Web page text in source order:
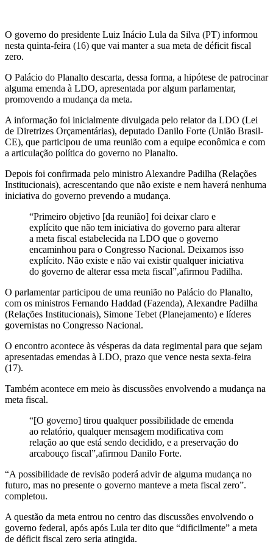
O governo do presidente Luiz Inácio Lula da Silva (PT) informou
nesta quinta-feira (16) que vai manter a sua meta de déficit fiscal
zero.
O Palácio do Planalto descarta, dessa forma, a hipótese de patrocinar
alguma emenda à LDO, apresentada por algum parlamentar,
promovendo a mudança da meta.
A informação foi inicialmente divulgada pelo relator da LDO (Lei
de Diretrizes Orçamentárias), deputado Danilo Forte (União Brasil-
CE), que participou de uma reunião com a equipe econômica e com
a articulação política do governo no Planalto.
Depois foi confirmada pelo ministro Alexandre Padilha (Relações
Institucionais), acrescentando que não existe e nem haverá nenhuma
iniciativa do governo prevendo a mudança.
“Primeiro objetivo [da reunião] foi deixar claro e
explícito que não tem iniciativa do governo para alterar
a meta fiscal estabelecida na LDO que o governo
encaminhou para o Congresso Nacional. Deixamos isso
explícito. Não existe e não vai existir qualquer iniciativa
do governo de alterar essa meta fiscal”,afirmou Padilha.
O parlamentar participou de uma reunião no Palácio do Planalto,
com os ministros Fernando Haddad (Fazenda), Alexandre Padilha
(Relações Institucionais), Simone Tebet (Planejamento) e líderes
governistas no Congresso Nacional.
O encontro acontece às vésperas da data regimental para que sejam
apresentadas emendas à LDO, prazo que vence nesta sexta-feira
(17).
Também acontece em meio às discussões envolvendo a mudança na
meta fiscal.
“[O governo] tirou qualquer possibilidade de emenda
ao relatório, qualquer mensagem modificativa com
relação ao que está sendo decidido, e a preservação do
arcabouço fiscal”,afirmou Danilo Forte.
“A possibilidade de revisão poderá advir de alguma mudança no
futuro, mas no presente o governo manteve a meta fiscal zero”.
completou.
A questão da meta entrou no centro das discussões envolvendo o
governo federal, após após Lula ter dito que “dificilmente” a meta
de déficit fiscal zero seria atingida.